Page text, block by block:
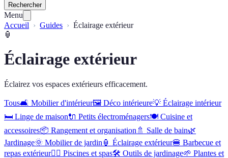
Rechercher
Menu
Accueil
Guides
Éclairage extérieur
🏮
Éclairage extérieur
Éclairez vos espaces extérieurs efficacement.
Tous🛋️ Mobilier d'intérieur🖼️ Déco intérieure💡 Éclairage intérieur
🛏️ Linge de maison🔌 Petits électroménagers🍽️ Cuisine et
accessoires📦 Rangement et organisation 🚿 Salle de bain🌿
Jardinage🌞 Mobilier de jardin 🏮 Éclairage extérieur🍔 Barbecue et
repas extérieur🏊‍♂️ Piscines et spas🛠️ Outils de jardinage🌱 Plantes et